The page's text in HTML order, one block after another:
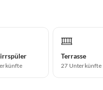
Terrasse
27 Unterkünfte